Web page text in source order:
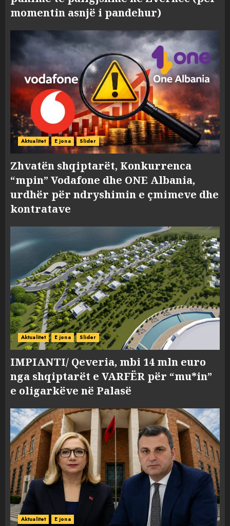
momentin asnjë i pandehur)
Aktualitet E jona Slider
Zhvatën shqiptarët, Konkurrenca
“mpin” Vodafone dhe ONE Albania,
urdhër për ndryshimin e çmimeve dhe
kontratave
Aktualitet E jona Slider
IMPIANTI/ Qeveria, mbi 14 mln euro
nga shqiptarët e VARFËR për “mu*in”
e oligarkëve në Palasë
Aktualitet E jona